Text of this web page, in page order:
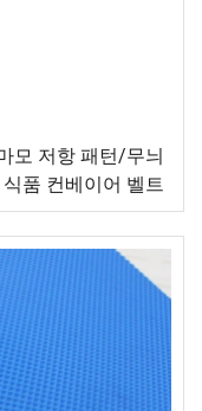
모 저항 패턴/무늬
품 컨베이어 벨트